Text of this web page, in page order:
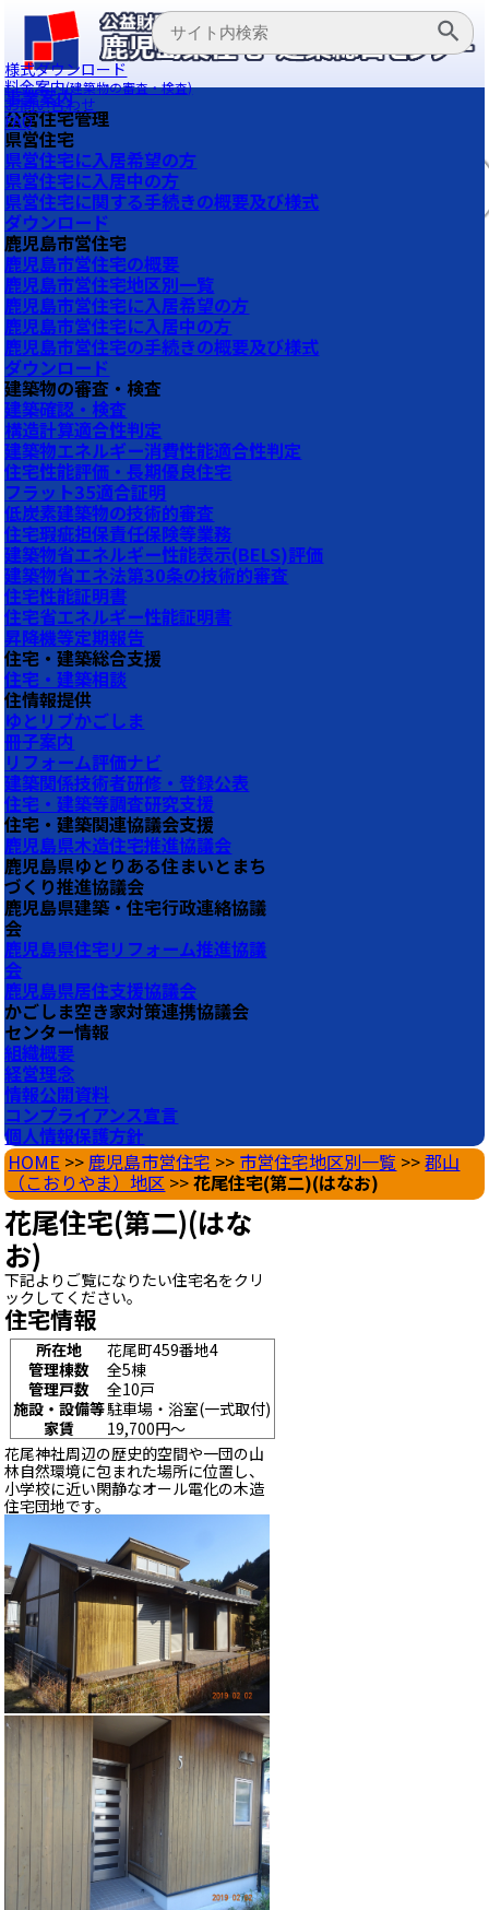
様式ダウンロード
料金案内(建築物の審査・検査)
お問い合わせ
FAQ
事業案内
公営住宅管理
県営住宅
県営住宅に入居希望の方
県営住宅に入居中の方
県営住宅に関する手続きの概要及び様式
ダウンロード
鹿児島市営住宅
鹿児島市営住宅の概要
鹿児島市営住宅地区別一覧
鹿児島市営住宅に入居希望の方
鹿児島市営住宅に入居中の方
鹿児島市営住宅の手続きの概要及び様式
ダウンロード
建築物の審査・検査
建築確認・検査
構造計算適合性判定
建築物エネルギー消費性能適合性判定
住宅性能評価・長期優良住宅
フラット35適合証明
低炭素建築物の技術的審査
住宅瑕疵担保責任保険等業務
建築物省エネルギー性能表示(BELS)評価
建築物省エネ法第30条の技術的審査
住宅性能証明書
住宅省エネルギー性能証明書
昇降機等定期報告
住宅・建築総合支援
住宅・建築相談
住情報提供
ゆとリブかごしま
冊子案内
リフォーム評価ナビ
建築関係技術者研修・登録公表
住宅・建築等調査研究支援
住宅・建築関連協議会支援
鹿児島県木造住宅推進協議会
鹿児島県ゆとりある住まいとまち
づくり推進協議会
鹿児島県建築・住宅行政連絡協議
会
鹿児島県住宅リフォーム推進協議
会
鹿児島県居住支援協議会
かごしま空き家対策連携協議会
センター情報
組織概要
経営理念
情報公開資料
コンプライアンス宣言
個人情報保護方針
HOME >>鹿児島市営住宅 >> 市営住宅地区別一覧 >>郡山
（こおりやま）地区 >>花尾住宅(第二)(はなお)
花尾住宅(第二)(はな
お)
下記よりご覧になりたい住宅名をクリ
ックしてください。
住宅情報
所在地
花尾町459番地4
管理棟数
全5棟
管理戸数
全10戸
施設・設備等駐車場・浴室(一式取付)
家賃
19,700円～
花尾神社周辺の歴史的空間や一団の山
林自然環境に包まれた場所に位置し、
小学校に近い閑静なオール電化の木造
住宅団地です。